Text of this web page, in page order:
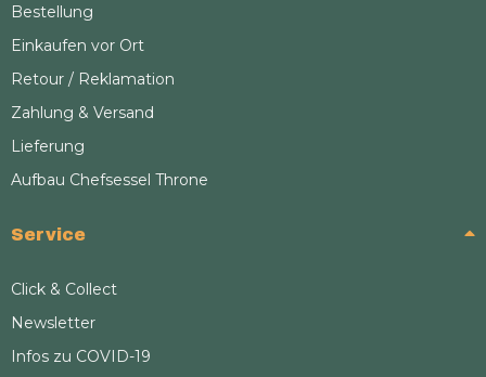
Bestellung
Einkaufen vor Ort
Retour / Reklamation
Zahlung & Versand
Lieferung
Aufbau Chefsessel Throne
Service
Click & Collect
Newsletter
Infos zu COVID-19